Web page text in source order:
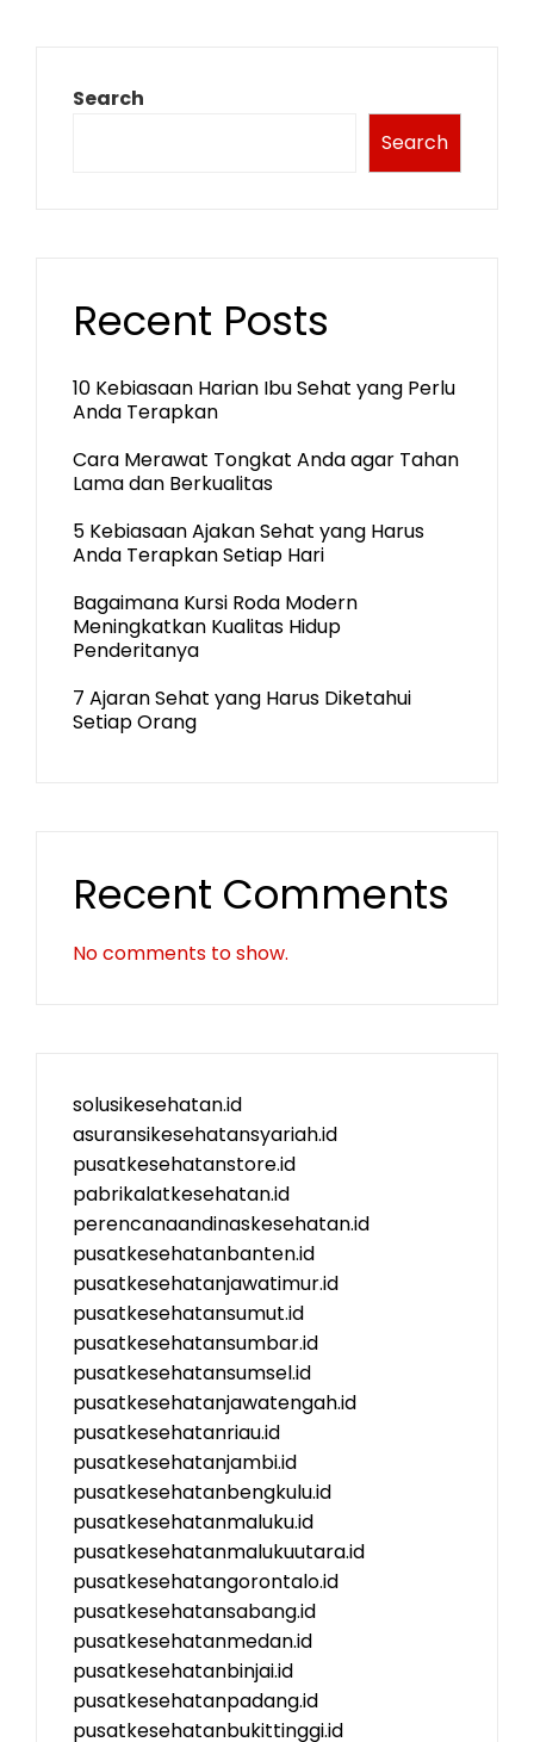
Search
Search
Recent Posts
10 Kebiasaan Harian Ibu Sehat yang Perlu
Anda Terapkan
Cara Merawat Tongkat Anda agar Tahan
Lama dan Berkualitas
5 Kebiasaan Ajakan Sehat yang Harus
Anda Terapkan Setiap Hari
Bagaimana Kursi Roda Modern
Meningkatkan Kualitas Hidup
Penderitanya
7 Ajaran Sehat yang Harus Diketahui
Setiap Orang
Recent Comments
No comments to show.
solusikesehatan.id
asuransikesehatansyariah.id
pusatkesehatanstore.id
pabrikalatkesehatan.id
perencanaandinaskesehatan.id
pusatkesehatanbanten.id
pusatkesehatanjawatimur.id
pusatkesehatansumut.id
pusatkesehatansumbar.id
pusatkesehatansumsel.id
pusatkesehatanjawatengah.id
pusatkesehatanriau.id
pusatkesehatanjambi.id
pusatkesehatanbengkulu.id
pusatkesehatanmaluku.id
pusatkesehatanmalukuutara.id
pusatkesehatangorontalo.id
pusatkesehatansabang.id
pusatkesehatanmedan.id
pusatkesehatanbinjai.id
pusatkesehatanpadang.id
pusatkesehatanbukittinggi.id